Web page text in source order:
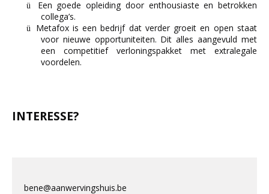
ü
Een goede opleiding door enthousiaste en betrokken
collega’s.
ü
Metafox is een bedrijf dat verder groeit en open staat
voor nieuwe opportuniteiten. Dit alles aangevuld met
een competitief verloningspakket met extralegale
voordelen.
INTERESSE?
bene@aanwervingshuis.be